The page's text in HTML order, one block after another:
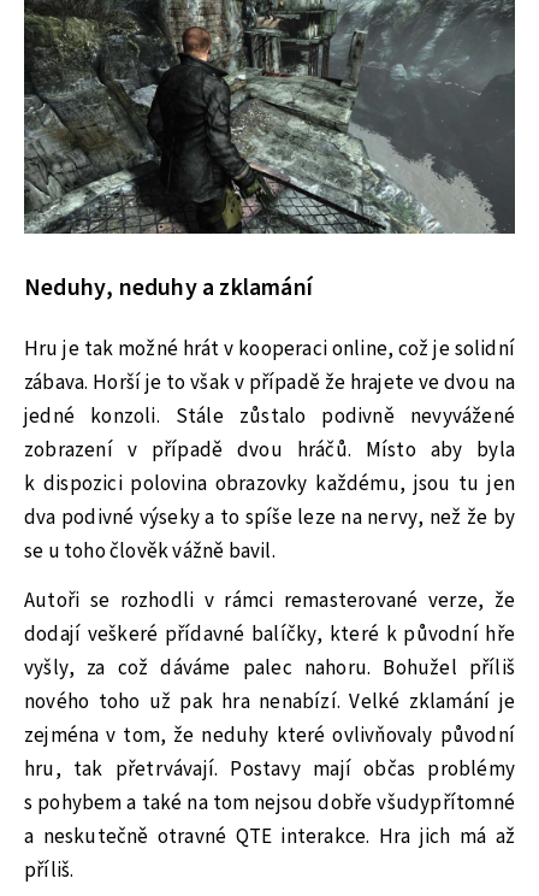
Neduhy, neduhy a zklamání
Hru je tak možné hrát v kooperaci online, což je solidní
zábava. Horší je to však v případě že hrajete ve dvou na
jedné konzoli. Stále zůstalo podivně nevyvážené
zobrazení v případě dvou hráčů. Místo aby byla
k dispozici polovina obrazovky každému, jsou tu jen
dva podivné výseky a to spíše leze na nervy, než že by
se u toho člověk vážně bavil.
Autoři se rozhodli v rámci remasterované verze, že
dodají veškeré přídavné balíčky, které k původní hře
vyšly, za což dáváme palec nahoru. Bohužel příliš
nového toho už pak hra nenabízí. Velké zklamání je
zejména v tom, že neduhy které ovlivňovaly původní
hru, tak přetrvávají. Postavy mají občas problémy
s pohybem a také na tom nejsou dobře všudypřítomné
a neskutečně otravné QTE interakce. Hra jich má až
příliš.